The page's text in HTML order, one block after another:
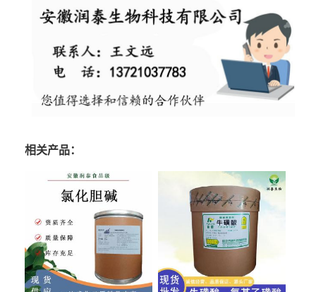
相关产品：